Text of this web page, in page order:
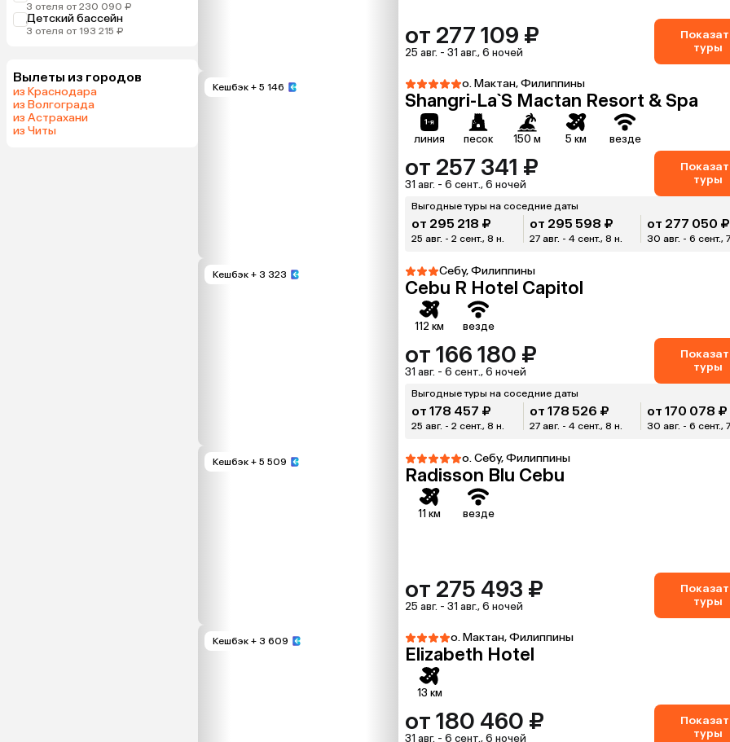
3 отеля от 230 090 ₽
Детский бассейн
3 отеля от 193 215 ₽
Вылеты из городов
из Краснодара
из Волгограда
из Астрахани
из Читы
от 277 109 ₽
25 авг. - 31 авг., 6 ночей
туры
Кешбэк + 5 146 о. Мактан, Филиппины
Shangri-La`S Mactan Resort & Spa
линия песок 150 м 5 км везде
от 257 341 ₽
31 авг. - 6 сент., 6 ночей
туры
Выгодные туры на соседние даты
от 295 218 ₽
25 авг. - 2 сент., 8 н.
от 295 598 ₽
27 авг. - 4 сент., 8 н.
от 277 050 ₽
30 авг. - 6 сент., 7
Кешбэк + 3 323 Себу, Филиппины
Cebu R Hotel Capitol
112 км везде
от 166 180 ₽
31 авг. - 6 сент., 6 ночей
туры
Выгодные туры на соседние даты
от 178 457 ₽
25 авг. - 2 сент., 8 н.
от 178 526 ₽
27 авг. - 4 сент., 8 н.
от 170 078 ₽
30 авг. - 6 сент., 7
Кешбэк + 5 509 о. Себу, Филиппины
Radisson Blu Cebu
11 км везде
от 275 493 ₽
25 авг. - 31 авг., 6 ночей
туры
Кешбэк + 3 609 о. Мактан, Филиппины
Elizabeth Hotel
13 км
от 180 460 ₽
31 авг. - 6 сент., 6 ночей
туры